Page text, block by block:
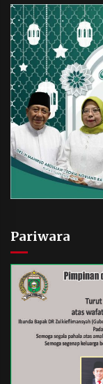
Pariwara